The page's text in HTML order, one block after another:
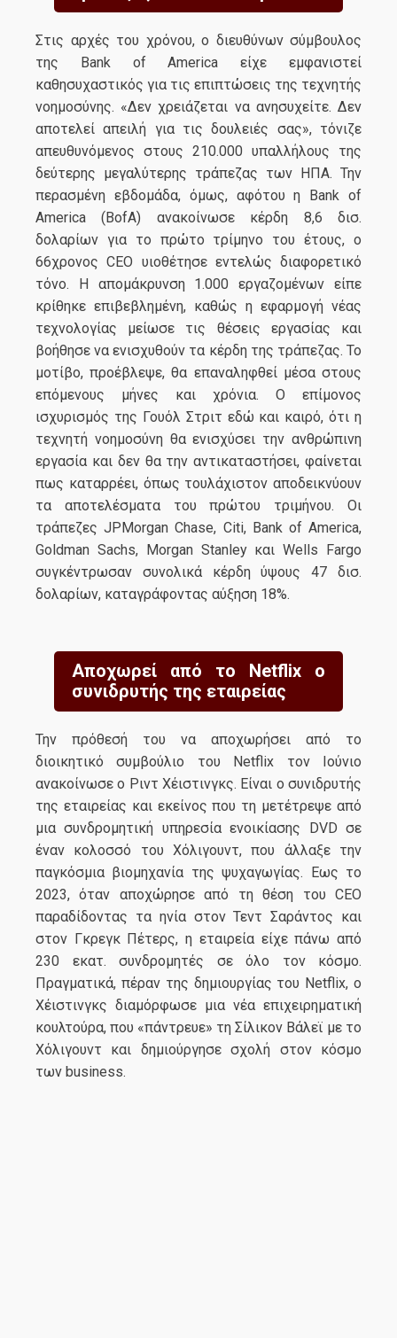
Στις αρχές του χρόνου, ο διευθύνων σύμβουλος
της Bank of America είχε εμφανιστεί
καθησυχαστικός για τις επιπτώσεις της τεχνητής
νοημοσύνης. «Δεν χρειάζεται να ανησυχείτε. Δεν
αποτελεί απειλή για τις δουλειές σας», τόνιζε
απευθυνόμενος στους 210.000 υπαλλήλους της
δεύτερης μεγαλύτερης τράπεζας των ΗΠΑ. Την
περασμένη εβδομάδα, όμως, αφότου η Bank of
America (BofA) ανακοίνωσε κέρδη 8,6 δισ.
δολαρίων για το πρώτο τρίμηνο του έτους, ο
66χρονος CEO υιοθέτησε εντελώς διαφορετικό
τόνο. Η απομάκρυνση 1.000 εργαζομένων είπε
κρίθηκε επιβεβλημένη, καθώς η εφαρμογή νέας
τεχνολογίας μείωσε τις θέσεις εργασίας και
βοήθησε να ενισχυθούν τα κέρδη της τράπεζας. Το
μοτίβο, προέβλεψε, θα επαναληφθεί μέσα στους
επόμενους μήνες και χρόνια. Ο επίμονος
ισχυρισμός της Γουόλ Στριτ εδώ και καιρό, ότι η
τεχνητή νοημοσύνη θα ενισχύσει την ανθρώπινη
εργασία και δεν θα την αντικαταστήσει, φαίνεται
πως καταρρέει, όπως τουλάχιστον αποδεικνύουν
τα αποτελέσματα του πρώτου τριμήνου. Οι
τράπεζες JPMorgan Chase, Citi, Bank of America,
Goldman Sachs, Morgan Stanley και Wells Fargo
συγκέντρωσαν συνολικά κέρδη ύψους 47 δισ.
δολαρίων, καταγράφοντας αύξηση 18%.
Αποχωρεί από το Netflix ο
συνιδρυτής της εταιρείας
Την πρόθεσή του να αποχωρήσει από το
διοικητικό συμβούλιο του Netflix τον Ιούνιο
ανακοίνωσε ο Ριντ Χέιστινγκς. Είναι ο συνιδρυτής
της εταιρείας και εκείνος που τη μετέτρεψε από
μια συνδρομητική υπηρεσία ενοικίασης DVD σε
έναν κολοσσό του Χόλιγουντ, που άλλαξε την
παγκόσμια βιομηχανία της ψυχαγωγίας. Εως το
2023, όταν αποχώρησε από τη θέση του CEO
παραδίδοντας τα ηνία στον Τεντ Σαράντος και
στον Γκρεγκ Πέτερς, η εταιρεία είχε πάνω από
230 εκατ. συνδρομητές σε όλο τον κόσμο.
Πραγματικά, πέραν της δημιουργίας του Netflix, ο
Χέιστινγκς διαμόρφωσε μια νέα επιχειρηματική
κουλτούρα, που «πάντρευε» τη Σίλικον Βάλεϊ με το
Χόλιγουντ και δημιούργησε σχολή στον κόσμο
των business.